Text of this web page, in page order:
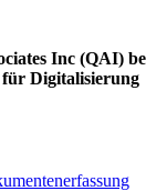
Inc (QAI)
für Digitalisierung